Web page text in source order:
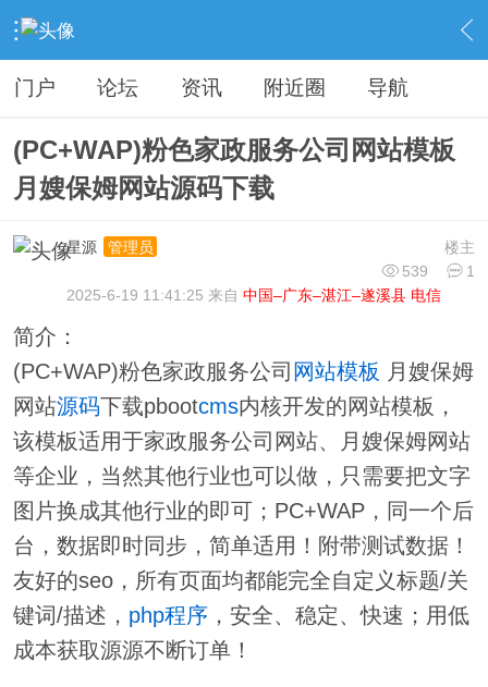
› 分类信息 › 源码模板 › 内容
门户 论坛 资讯 附近圈 导航
(PC+WAP)粉色家政服务公司网站模板
月嫂保姆网站源码下载
楼主
星源
管理员
539
1
2025-6-19 11:41:25 来自 中国–广东–湛江–遂溪县 电信
简介：
(PC+WAP)粉色家政服务公司 网站模板 月嫂保姆
网站源码下载pbootcms内核开发的网站模板，
该模板适用于家政服务公司网站、月嫂保姆网站
等企业，当然其他行业也可以做，只需要把文字
图片换成其他行业的即可；PC+WAP，同一个后
台，数据即时同步，简单适用！附带测试数据！
友好的seo，所有页面均都能完全自定义标题/关
键词/描述， php程序，安全、稳定、快速；用低
成本获取源源不断订单！